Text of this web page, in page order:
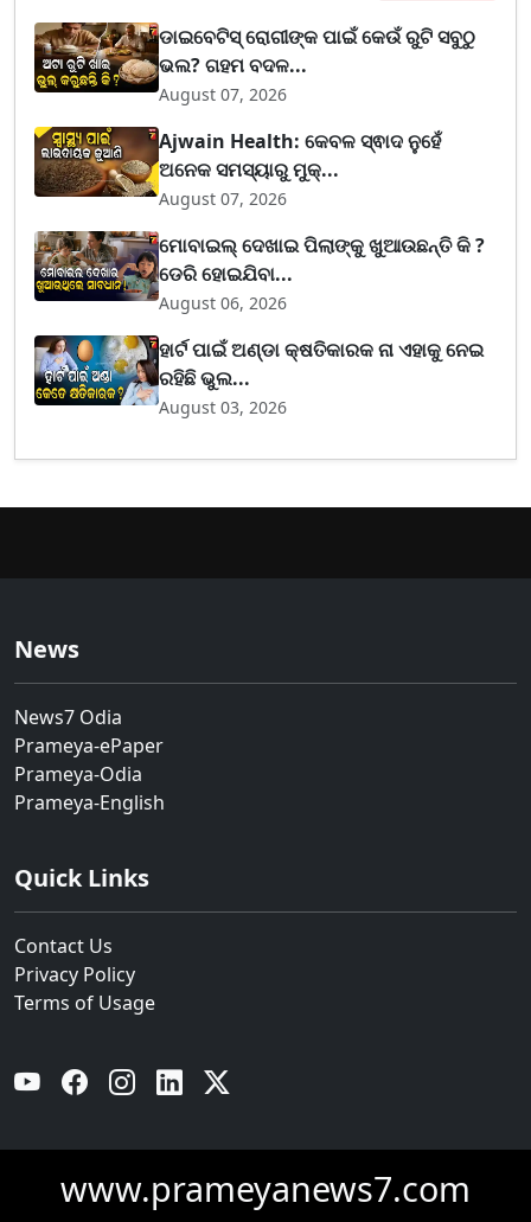
ଡାଇବେଟିସ୍ ରୋଗୀଙ୍କ ପାଇଁ କେଉଁ ରୁଟି ସବୁଠୁ
ଭଲ? ଗହମ ବଦଳ...
August 07, 2026
Ajwain Health: କେବଳ ସ୍ଵାଦ ନୁହେଁ
ଅନେକ ସମସ୍ୟାରୁ ମୁକ୍...
August 07, 2026
ମୋବାଇଲ୍ ଦେଖାଇ ପିଲାଙ୍କୁ ଖୁଆଉଛନ୍ତି କି ?
ଡେରି ହୋଇଯିବା...
August 06, 2026
ହାର୍ଟ ପାଇଁ ଅଣ୍ଡା କ୍ଷତିକାରକ ନା ଏହାକୁ ନେଇ
ରହିଛି ଭୁଲ...
August 03, 2026
News
News7 Odia
Prameya-ePaper
Prameya-Odia
Prameya-English
Quick Links
Contact Us
Privacy Policy
Terms of Usage
YouTube Facebook Instagram Linkedin
www.prameyanews7.com